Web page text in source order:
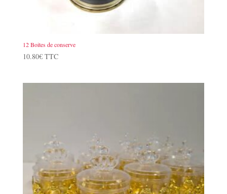
12 Boites de conserve
10.80€ TTC